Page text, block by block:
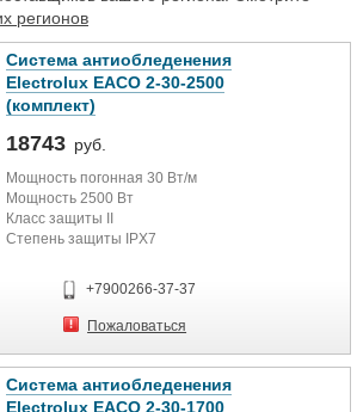
регионов
Система антиобледенения
Electrolux EACO 2-30-2500
(комплект)
18743 руб.
Мощность погонная 30 Вт/м
Мощность 2500 Вт
Класс защиты II
Степень защиты IPX7
Площадь обогрева (при удельной
мощности 250 Вт/м.кв) 10,0 м2
Площадь обогрева (при удельной
мощности 350 Вт/м.кв) 7,1 м2
Площадь обогрева (при удельной
+7900266-37-37
Пожаловаться
Система антиобледенения
Electrolux EACO 2-30-1700